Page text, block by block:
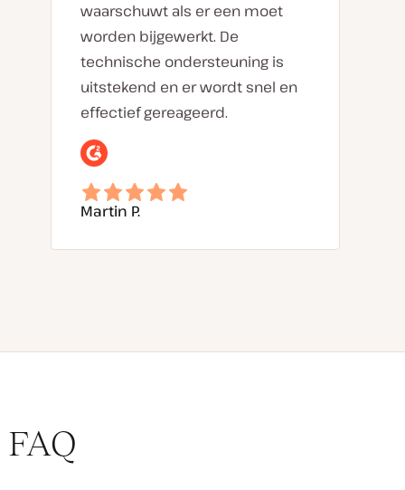
waarschuwt als er een moet
worden bijgewerkt. De
technische ondersteuning is
uitstekend en er wordt snel en
effectief gereageerd.
Martin P.
FAQ